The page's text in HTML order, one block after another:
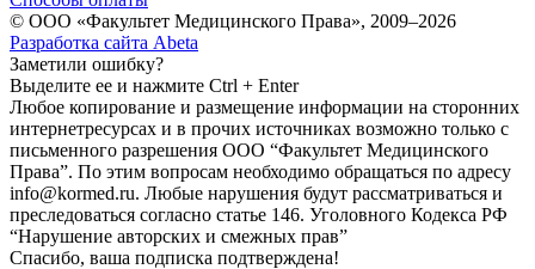
© ООО «Факультет Медицинского Права», 2009–2026
Разработка сайта Abeta
Заметили ошибку?
Выделите ее и нажмите Ctrl + Enter
Любое копирование и размещение информации на сторонних
интернет­ресурсах и в прочих источниках возможно только с
письменного разрешения ООО “Факультет Медицинского
Права”. По этим вопросам необходимо обращаться по адресу
info@kormed.ru. Любые нарушения будут рассматриваться и
преследоваться согласно статье 146. Уголовного Кодекса РФ
“Нарушение авторских и смежных прав”
Спасибо, ваша подписка подтверждена!